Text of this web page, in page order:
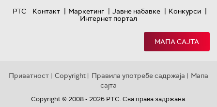
РТС
Контакт | Маркетинг | Јавне набавке | Конкурси |
Интернет портал
МАПА САЈТА
Приватност | Copyright | Правила употребе садржаја | Мапа
сајта
Copyright © 2008 - 2026 РТС. Сва права задржана.